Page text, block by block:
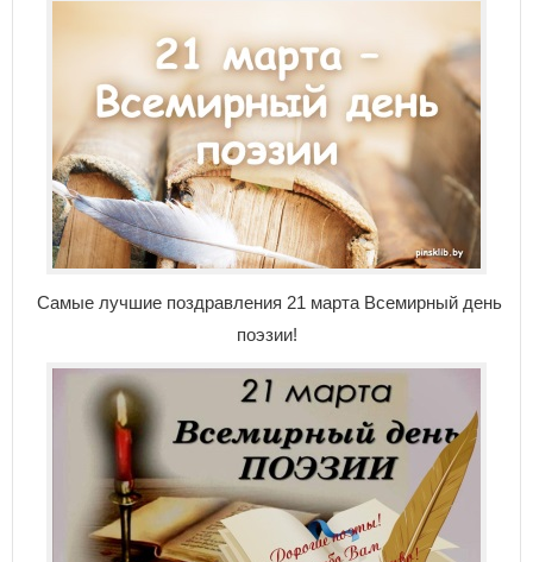
Самые лучшие поздравления 21 марта Всемирный день
поэзии!